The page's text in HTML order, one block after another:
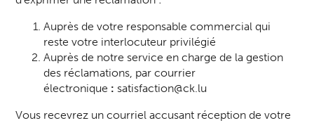
Auprès de votre responsable commercial qui
reste votre interlocuteur privilégié
Auprès de notre service en charge de la gestion
des réclamations, par courrier
électronique : satisfaction@ck.lu
Vous recevrez un courriel accusant réception de votre